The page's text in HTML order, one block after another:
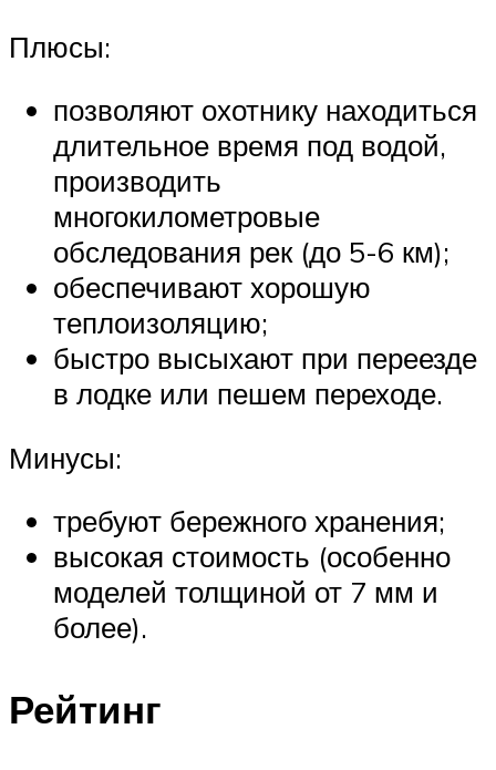
Плюсы:
позволяют охотнику находиться
длительное время под водой,
производить
многокилометровые
обследования рек (до 5-6 км);
обеспечивают хорошую
теплоизоляцию;
быстро высыхают при переезде
в лодке или пешем переходе.
Минусы:
требуют бережного хранения;
высокая стоимость (особенно
моделей толщиной от 7 мм и
более).
Рейтинг